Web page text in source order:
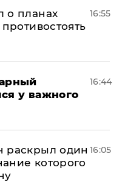
о планах
16:55
у важного
16:44
раскрыл один
которого
16:05